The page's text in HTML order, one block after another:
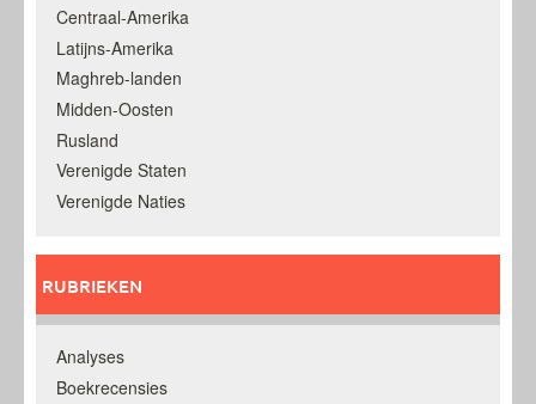
Centraal-Amerika
Latijns-Amerika
Maghreb-landen
Midden-Oosten
Rusland
Verenigde Staten
Verenigde Naties
RUBRIEKEN
Analyses
Boekrecensies